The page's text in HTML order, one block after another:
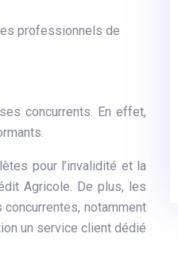
professionnels de
concurrents. En effet,
pour l’invalidité et la
Agricole. De plus, les
notamment
un service client dédié